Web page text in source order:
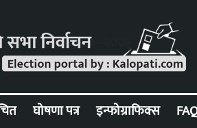
घोषणा पत्र इन्फोग्राफिक्स